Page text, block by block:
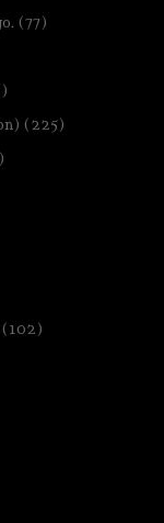
(77)
(225)
(102)